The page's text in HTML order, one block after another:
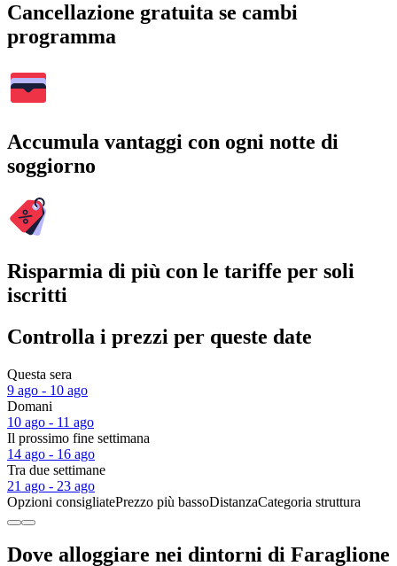
Cancellazione gratuita se cambi
programma
Accumula vantaggi con ogni notte di
soggiorno
Risparmia di più con le tariffe per soli
iscritti
Controlla i prezzi per queste date
Questa sera
9 ago - 10 ago
Domani
10 ago - 11 ago
Il prossimo fine settimana
14 ago - 16 ago
Tra due settimane
21 ago - 23 ago
Opzioni consigliatePrezzo più bassoDistanzaCategoria struttura
Dove alloggiare nei dintorni di Faraglione